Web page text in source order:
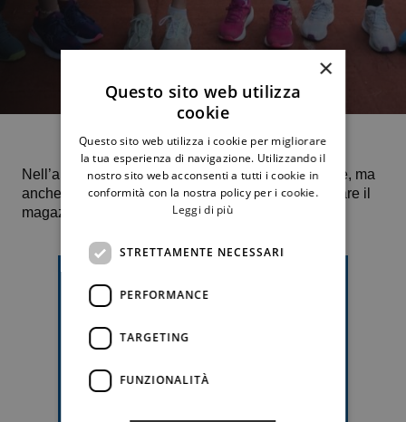
Nell’apposita sezione dedicata al notiziario sociale, ma
anche sulla pagina Facebook, è possibile consultare il
magazine di dicembre.
×
Questo sito web utilizza
cookie
Questo sito web utilizza i cookie per migliorare
la tua esperienza di navigazione. Utilizzando il
nostro sito web acconsenti a tutti i cookie in
conformità con la nostra policy per i cookie.
Leggi di più
STRETTAMENTE NECESSARI
PERFORMANCE
TARGETING
FUNZIONALITÀ